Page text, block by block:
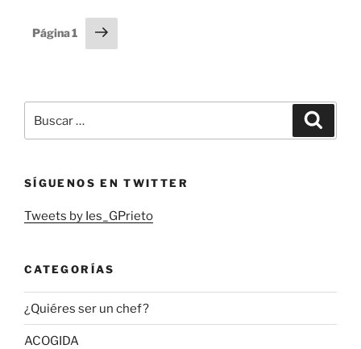
Paginación
Página1
Siguiente
página
por:
SÍGUENOS EN TWITTER
Tweets by Ies_GPrieto
CATEGORÍAS
¿Quiéres ser un chef?
ACOGIDA